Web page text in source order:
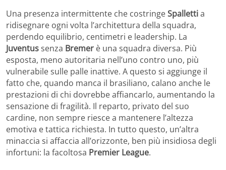
Una presenza intermittente che costringeSpallettia
ridisegnare ogni volta l’architettura della squadra,
perdendo equilibrio, centimetri e leadership. La
Juventussenza Bremer è una squadra diversa. Più
esposta, meno autoritaria nell’uno contro uno, più
vulnerabile sulle palle inattive. A questo si aggiunge il
fatto che, quando manca il brasiliano, calano anche le
prestazioni di chi dovrebbe affiancarlo, aumentando la
sensazione di fragilità. Il reparto, privato del suo
cardine, non sempre riesce a mantenere l’altezza
emotiva e tattica richiesta. In tutto questo, un’altra
minaccia si affaccia all’orizzonte, ben più insidiosa degli
infortuni: la facoltosa Premier League.